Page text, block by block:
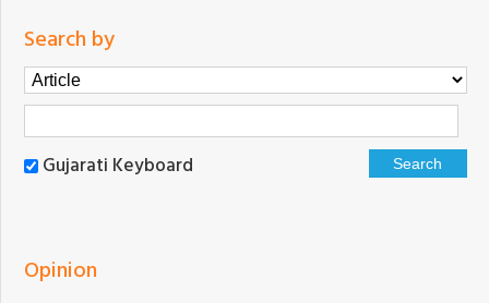
Search by
Gujarati Keyboard
Opinion